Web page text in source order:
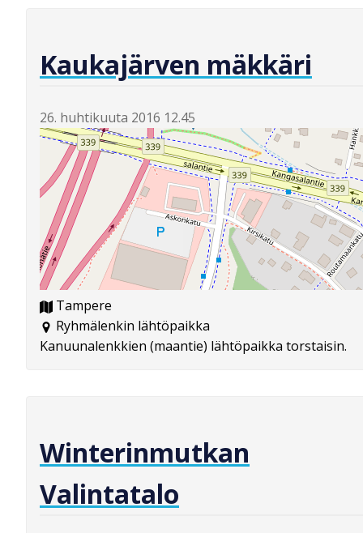
Kaukajärven mäkkäri
26. huhtikuuta 2016 12.45
Tampere
Ryhmälenkin lähtöpaikka
Kanuunalenkkien (maantie) lähtöpaikka torstaisin.
Winterinmutkan
Valintatalo